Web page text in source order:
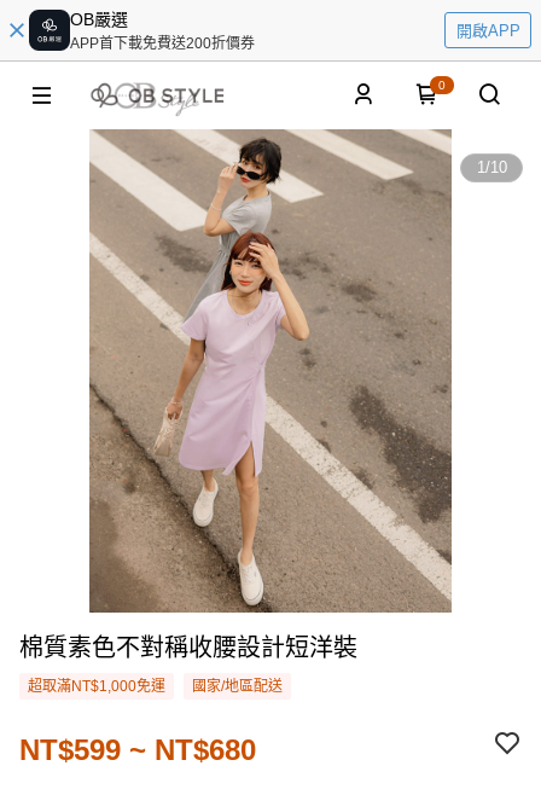
OB嚴選
APP首下載免費送200折價券
開啟APP
0
1/10
棉質素色不對稱收腰設計短洋裝
超取滿NT$1,000免運 國家/地區配送
NT$599 ~ NT$680